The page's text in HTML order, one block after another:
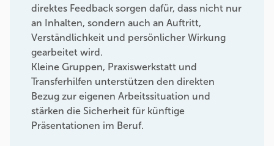
direktes Feedback sorgen dafür, dass nicht nur
an Inhalten, sondern auch an Auftritt,
Verständlichkeit und persönlicher Wirkung
gearbeitet wird.
Kleine Gruppen, Praxiswerkstatt und
Transferhilfen unterstützen den direkten
Bezug zur eigenen Arbeitssituation und
stärken die Sicherheit für künftige
Präsentationen im Beruf.